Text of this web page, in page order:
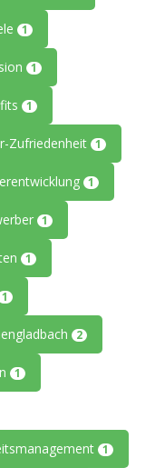
1
1
1
Zufriedenheit 1
1
1
1
1
2
1
1